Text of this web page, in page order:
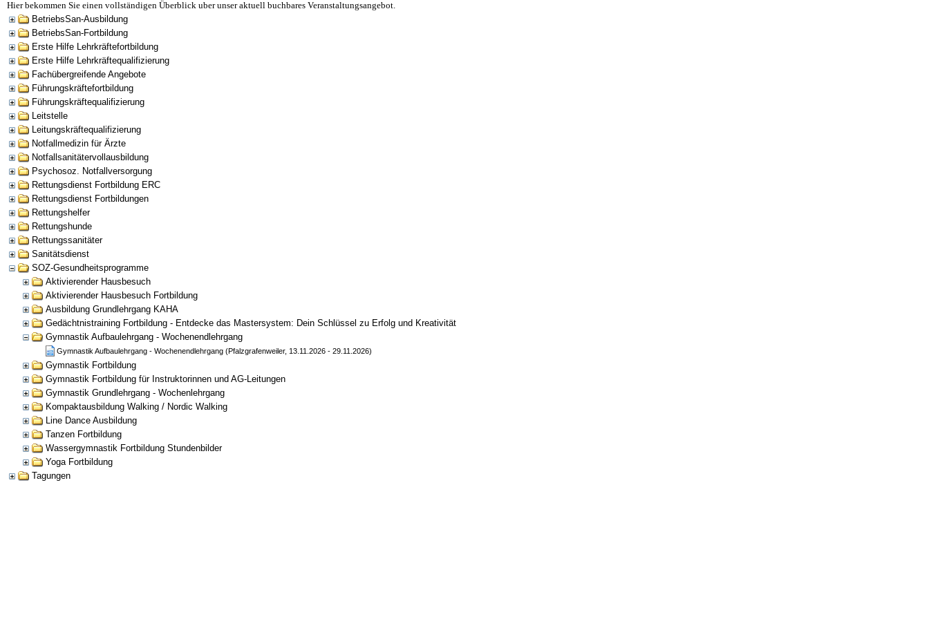
Hier bekommen Sie einen vollständigen Überblick uber unser aktuell buchbares Veranstaltungsangebot.
BetriebsSan-Ausbildung
BetriebsSan-Fortbildung
Erste Hilfe Lehrkräftefortbildung
Erste Hilfe Lehrkräftequalifizierung
Fachübergreifende Angebote
Führungskräftefortbildung
Führungskräftequalifizierung
Leitstelle
Leitungskräftequalifizierung
Notfallmedizin für Ärzte
Notfallsanitätervollausbildung
Psychosoz. Notfallversorgung
Rettungsdienst Fortbildung ERC
Rettungsdienst Fortbildungen
Rettungshelfer
Rettungshunde
Rettungssanitäter
Sanitätsdienst
SOZ-Gesundheitsprogramme
Aktivierender Hausbesuch
Aktivierender Hausbesuch Fortbildung
Ausbildung Grundlehrgang KAHA
Gedächtnistraining Fortbildung - Entdecke das Mastersystem: Dein Schlüssel zu Erfolg und Kreativität
Gymnastik Aufbaulehrgang - Wochenendlehrgang
Gymnastik Aufbaulehrgang - Wochenendlehrgang (Pfalzgrafenweiler, 13.11.2026 - 29.11.2026)
Gymnastik Fortbildung
Gymnastik Fortbildung für Instruktorinnen und AG-Leitungen
Gymnastik Grundlehrgang - Wochenlehrgang
Kompaktausbildung Walking / Nordic Walking
Line Dance Ausbildung
Tanzen Fortbildung
Wassergymnastik Fortbildung Stundenbilder
Yoga Fortbildung
Tagungen